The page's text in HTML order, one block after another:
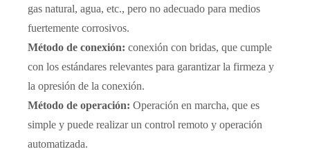
gas natural, agua, etc., pero no adecuado para medios
fuertemente corrosivos.
Método de conexión: conexión con bridas, que cumple
con los estándares relevantes para garantizar la firmeza y
la opresión de la conexión.
Método de operación: Operación en marcha, que es
simple y puede realizar un control remoto y operación
automatizada.